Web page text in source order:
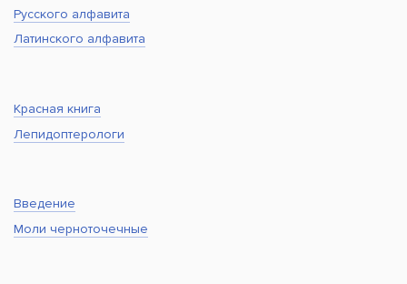
Русского алфавита
Латинского алфавита
Красная книга
Лепидоптерологи
Введение
Моли черноточечные